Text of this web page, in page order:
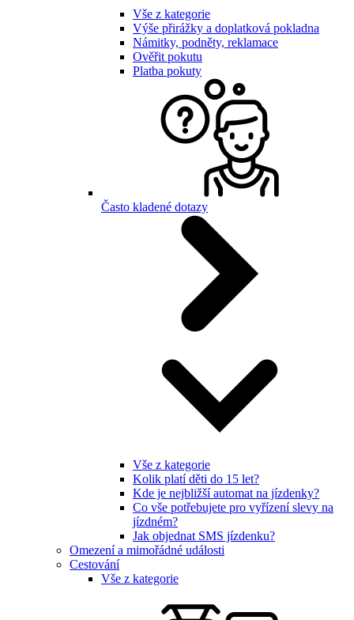
Vše z kategorie
Výše přirážky a doplatková pokladna
Námitky, podněty, reklamace
Ověřit pokutu
Platba pokuty
Často kladené dotazy
Vše z kategorie
Kolik platí děti do 15 let?
Kde je nejbližší automat na jízdenky?
Co vše potřebujete pro vyřízení slevy na
jízdném?
Jak objednat SMS jízdenku?
Omezení a mimořádné události
Cestování
Vše z kategorie